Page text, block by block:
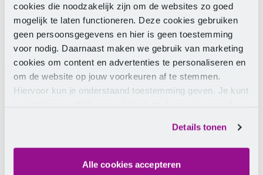
cookies die noodzakelijk zijn om de websites zo goed
mogelijk te laten functioneren. Deze cookies gebruiken
geen persoonsgegevens en hier is geen toestemming
voor nodig. Daarnaast maken we gebruik van marketing
cookies om content en advertenties te personaliseren en
om de website op jouw voorkeuren af te stemmen.
Hiervoor kun je onderstaand toestemming geven. Je kunt
Details tonen
Alle cookies accepteren
Telefoonnummer
Sector
Ja, ik meld mij aan voor de maandelijkse
nieuwsbrief
Door op de knop te klikken, geef je toestemming